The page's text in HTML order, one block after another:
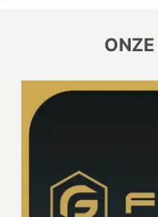
ONZE